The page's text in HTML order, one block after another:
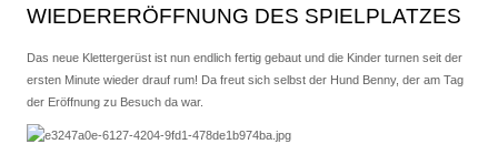
WIEDERERÖFFNUNG DES SPIELPLATZES
Das neue Klettergerüst ist nun endlich fertig gebaut und die Kinder turnen seit der
ersten Minute wieder drauf rum! Da freut sich selbst der Hund Benny, der am Tag
der Eröffnung zu Besuch da war.